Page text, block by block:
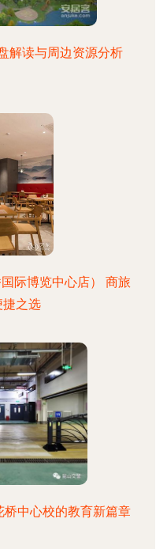
解读与周边资源分析
际博览中心店） 商旅
捷之选
中心校的教育新篇章